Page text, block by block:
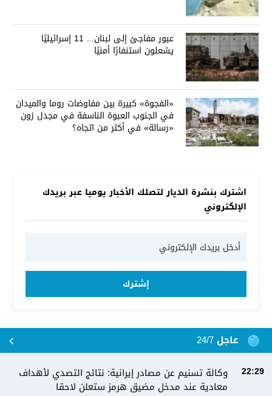
عبور مفاجئ إلى لبنان... 11 إسرائيليًا
يشعلون استنفارًا أمنيًا
«الفجوة» كبيرة بين مفاوضات روما والميدان
في الجنوب العبوة الناسفة في مجدل زون
«رسالة» في أكثر من اتجاه؟
اشترك بنشرة الديار لتصلك الأخبار يوميا عبر بريدك
الإلكتروني
إشترك
عاجل 24/7
22:29
وكالة تسنيم عن مصادر إيرانية: نتائج التصدي لأهداف
معادية عند مدخل مضيق هرمز ستعلن لاحقا